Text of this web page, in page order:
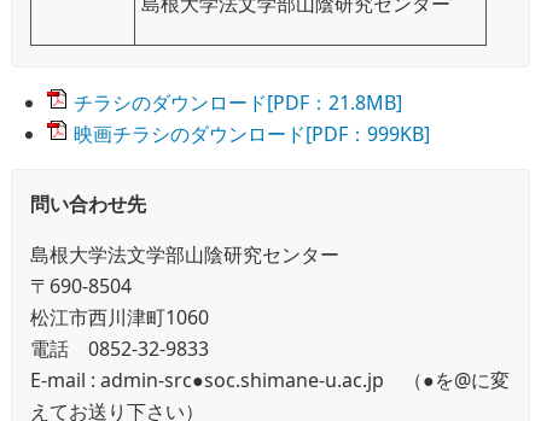
チラシのダウンロード[PDF：21.8MB]
映画チラシのダウンロード[PDF：999KB]
問い合わせ先
島根大学法文学部山陰研究センター
〒690-8504
松江市西川津町1060
電話 0852-32-9833
E-mail : admin-src●soc.shimane-u.ac.jp （●を@に変
えてお送り下さい）